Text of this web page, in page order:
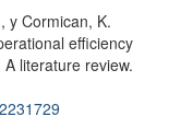
y Cormican, K.
efficiency
literature review.